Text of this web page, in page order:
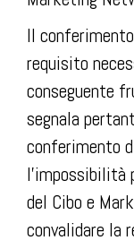
Il
requisito
conseguente
segnala
conferimento
l’impossibilità
del Cibo e
convalidare la